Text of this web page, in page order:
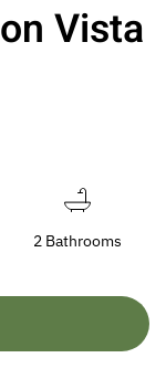
Vista
2 Bathrooms